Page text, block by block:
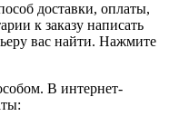
доставки, оплаты,
к заказу написать
вас найти. Нажмите
В интернет-